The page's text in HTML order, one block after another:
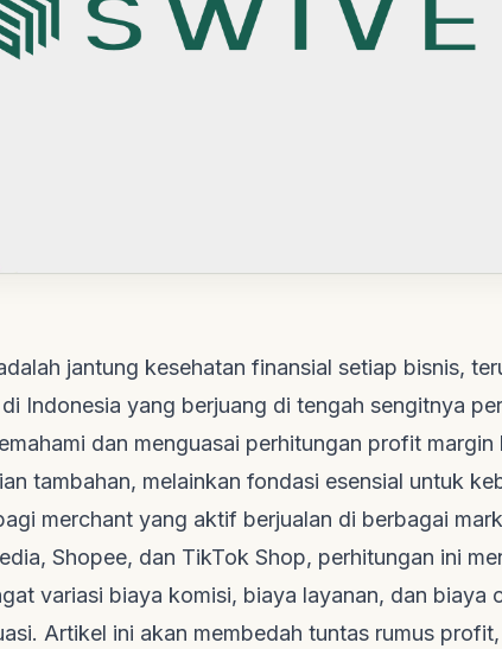
jantung kesehatan finansial setiap bisnis,
Indonesia yang berjuang di tengah sengitnya
dan menguasai perhitungan profit margin
tambahan, melainkan fondasi esensial untuk
merchant yang aktif berjualan di berbagai
Shopee, dan TikTok Shop, perhitungan ini
variasi biaya komisi, biaya layanan, dan biaya
Artikel ini akan membedah tuntas rumus